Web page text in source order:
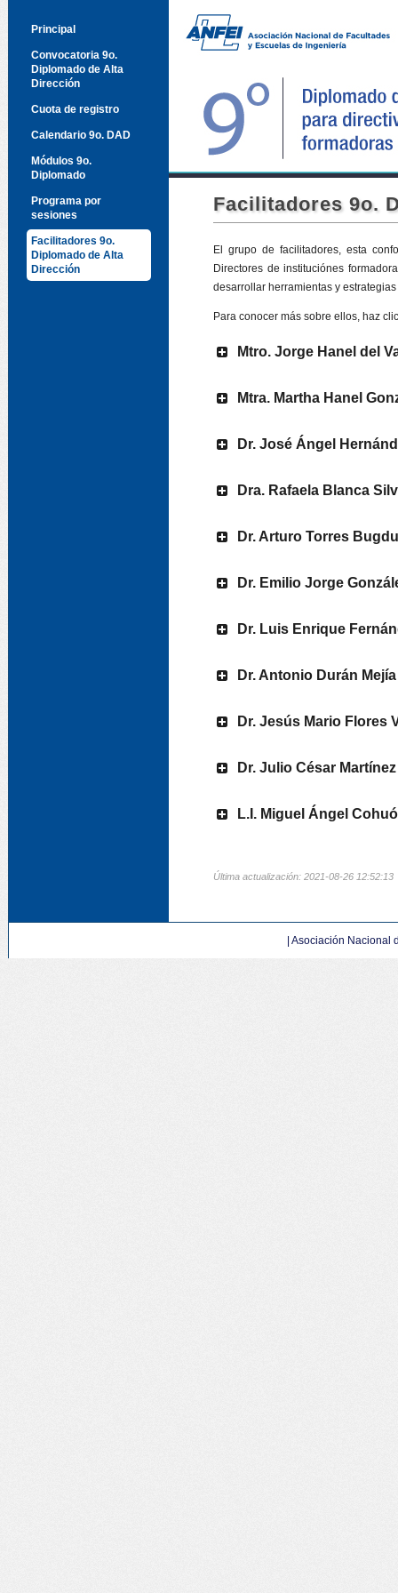
Principal
Convocatoria 9o.
Diplomado de Alta
Dirección
Cuota de registro
Calendario 9o. DAD
Módulos 9o.
Diplomado
Programa por
sesiones
Facilitadores 9o.
Diplomado de Alta
Dirección
Facilitadores 9o.
El grupo de facilitadores, esta
Directores de instituciónes
desarrollar herramientas y
Para conocer más sobre ellos, haz
Mtro. Jorge Hanel del
Mtra. Martha Hanel
Dr. José Ángel
Dra. Rafaela Blanca
Dr. Arturo Torres
Dr. Emilio Jorge
Dr. Luis Enrique
Dr. Antonio Durán Mejía
Dr. Jesús Mario Flores
Dr. Julio César
L.I. Miguel Ángel
Última actualización: 2021-08-26 12:52:13
Asociación Nacional